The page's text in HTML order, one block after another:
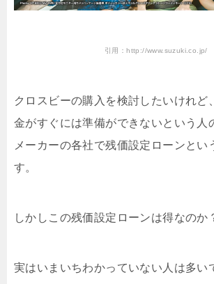
引用：http://www.suzuki.co.jp/
クロスビーの購入を検討したいけれど
金がすぐには準備ができないという人
メーカーの各社で残価設定ローンとい
す。
しかしこの残価設定ローンは得なのか
実はいまいちわかっていない人は多い